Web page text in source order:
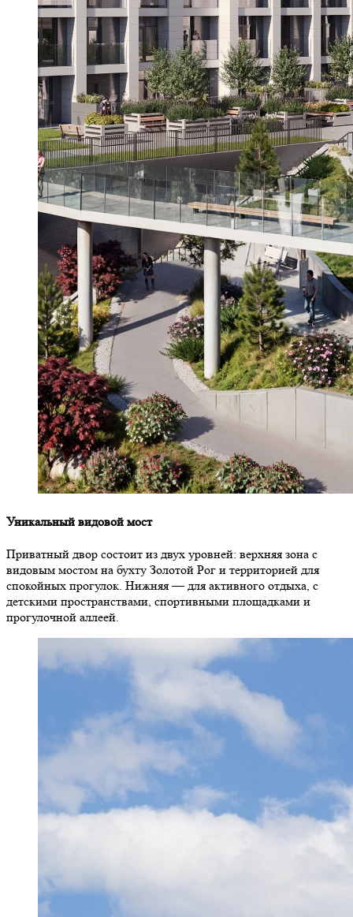
Уникальный видовой мост
Приватный двор состоит из двух уровней: верхняя зона с
видовым мостом на бухту Золотой Рог и территорией для
спокойных прогулок. Нижняя — для активного отдыха, с
детскими пространствами, спортивными площадками и
прогулочной аллеей.